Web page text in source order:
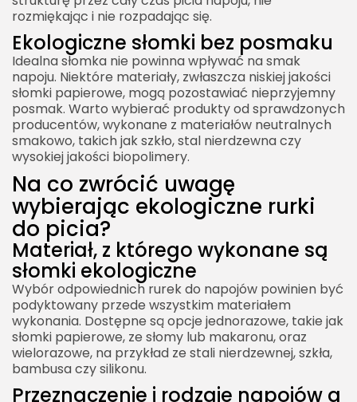
rozmiękając i nie rozpadając się.
Ekologiczne słomki bez posmaku
Idealna słomka nie powinna wpływać na smak
napoju. Niektóre materiały, zwłaszcza niskiej jakości
słomki papierowe, mogą pozostawiać nieprzyjemny
posmak. Warto wybierać produkty od sprawdzonych
producentów, wykonane z materiałów neutralnych
smakowo, takich jak szkło, stal nierdzewna czy
wysokiej jakości biopolimery.
Na co zwrócić uwagę
wybierając ekologiczne rurki
do picia?
Materiał, z którego wykonane są
słomki ekologiczne
Wybór odpowiednich rurek do napojów powinien być
podyktowany przede wszystkim materiałem
wykonania. Dostępne są opcje jednorazowe, takie jak
słomki papierowe, ze słomy lub makaronu, oraz
wielorazowe, na przykład ze stali nierdzewnej, szkła,
bambusa czy silikonu.
Przeznaczenie i rodzaje napojów a